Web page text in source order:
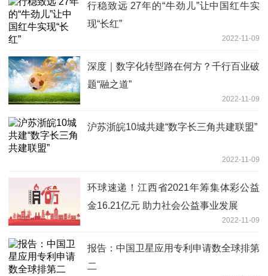
行稳致远 27年的“牛劲儿”让中国红牛实
现“长红”
2022-11-09
深度｜数字化转型路在何方？千行百业破
题“融之道”
2022-11-09
沪苏浙皖10城共建“数字长三角共建联盟”
2022-11-09
环球速递！江西省2021年筹集体彩公益
金16.21亿元 助力社会公益事业发展
2022-11-09
报告：中国卫星应用专利申请数全球排第
二